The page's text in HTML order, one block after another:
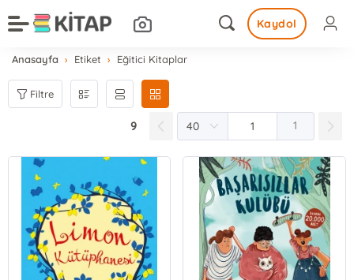
Kaydol
Anasayfa Etiket Eğitici Kitaplar
Filtre
9 1